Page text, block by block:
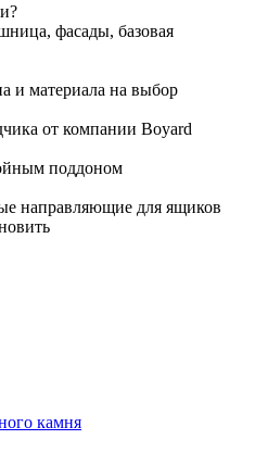
фасады, базовая
и материала на выбор
от компании Boyard
поддоном
направляющие для ящиков
камня